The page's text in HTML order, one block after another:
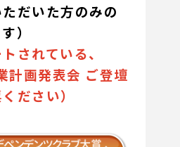
だいた方のみの
）
されている、
計画発表会 ご登壇
ださい）